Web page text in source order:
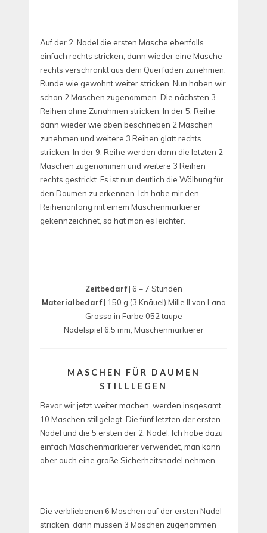
Auf der 2. Nadel die ersten Masche ebenfalls
einfach rechts stricken, dann wieder eine Masche
rechts verschränkt aus dem Querfaden zunehmen.
Runde wie gewohnt weiter stricken. Nun haben wir
schon 2 Maschen zugenommen. Die nächsten 3
Reihen ohne Zunahmen stricken. In der 5. Reihe
dann wieder wie oben beschrieben 2 Maschen
zunehmen und weitere 3 Reihen glatt rechts
stricken. In der 9. Reihe werden dann die letzten 2
Maschen zugenommen und weitere 3 Reihen
rechts gestrickt. Es ist nun deutlich die Wölbung für
den Daumen zu erkennen. Ich habe mir den
Reihenanfang mit einem Maschenmarkierer
gekennzeichnet, so hat man es leichter.
Zeitbedarf| 6 – 7 Stunden
Materialbedarf| 150 g (3 Knäuel) Mille II von Lana
Grossa in Farbe 052 taupe
Nadelspiel 6,5 mm, Maschenmarkierer
MASCHEN FÜR DAUMEN
STILLLEGEN
Bevor wir jetzt weiter machen, werden insgesamt
10 Maschen stillgelegt. Die fünf letzten der ersten
Nadel und die 5 ersten der 2. Nadel. Ich habe dazu
einfach Maschenmarkierer verwendet, man kann
aber auch eine große Sicherheitsnadel nehmen.
Die verbliebenen 6 Maschen auf der ersten Nadel
stricken, dann müssen 3 Maschen zugenommen